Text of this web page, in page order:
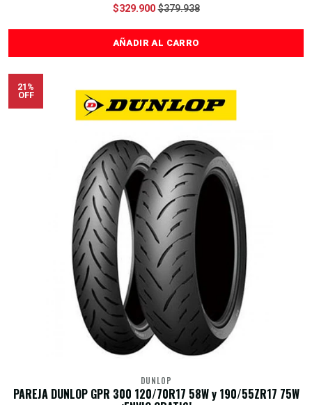
$329.900 $379.938
AÑADIR AL CARRO
21%
OFF
DUNLOP
PAREJA DUNLOP GPR 300 120/70R17 58W y 190/55ZR17 75W